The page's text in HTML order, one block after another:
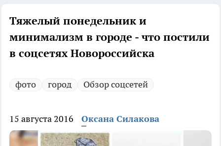
Тяжелый понедельник и
минимализм в городе - что постили
в соцсетях Новороссийска
фото город Обзор соцсетей
15 августа 2016 Оксана Силакова